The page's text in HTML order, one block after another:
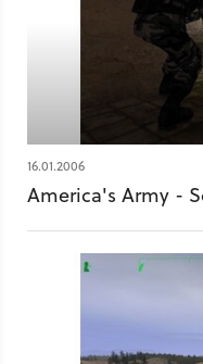
16.01.2006
America's Army -